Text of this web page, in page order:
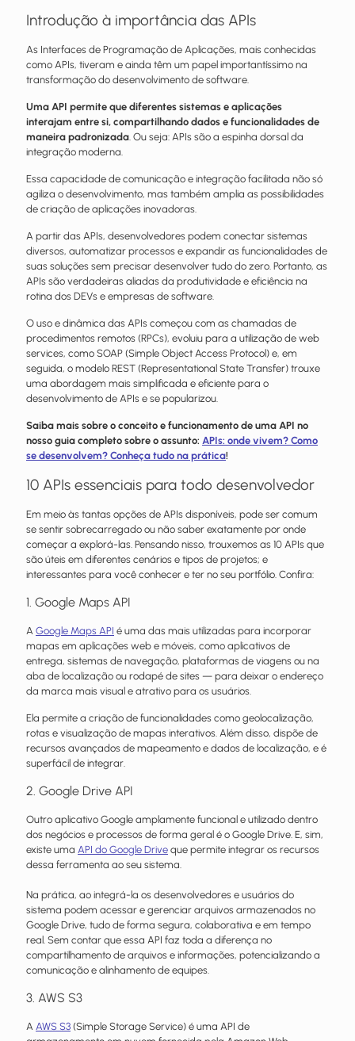
Introdução à importância das APIs
As Interfaces de Programação de Aplicações, mais conhecidas
como APIs, tiveram e ainda têm um papel importantíssimo na
transformação do desenvolvimento de software.
Uma API permite que diferentes sistemas e aplicações
interajam entre si, compartilhando dados e funcionalidades de
maneira padronizada. Ou seja: APIs são a espinha dorsal da
integração moderna.
Essa capacidade de comunicação e integração facilitada não só
agiliza o desenvolvimento, mas também amplia as possibilidades
de criação de aplicações inovadoras.
A partir das APIs, desenvolvedores podem conectar sistemas
diversos, automatizar processos e expandir as funcionalidades de
suas soluções sem precisar desenvolver tudo do zero. Portanto, as
APIs são verdadeiras aliadas da produtividade e eficiência na
rotina dos DEVs e empresas de software.
O uso e dinâmica das APIs começou com as chamadas de
procedimentos remotos (RPCs), evoluiu para a utilização de web
services, como SOAP (Simple Object Access Protocol) e, em
seguida, o modelo REST (Representational State Transfer) trouxe
uma abordagem mais simplificada e eficiente para o
desenvolvimento de APIs e se popularizou.
Saiba mais sobre o conceito e funcionamento de uma API no
nosso guia completo sobre o assunto: APIs: onde vivem? Como
se desenvolvem? Conheça tudo na prática!
10 APIs essenciais para todo desenvolvedor
Em meio às tantas opções de APIs disponíveis, pode ser comum
se sentir sobrecarregado ou não saber exatamente por onde
começar a explorá-las. Pensando nisso, trouxemos as 10 APIs que
são úteis em diferentes cenários e tipos de projetos; e
interessantes para você conhecer e ter no seu portfólio. Confira:
1. Google Maps API
A Google Maps API é uma das mais utilizadas para incorporar
mapas em aplicações web e móveis, como aplicativos de
entrega, sistemas de navegação, plataformas de viagens ou na
aba de localização ou rodapé de sites — para deixar o endereço
da marca mais visual e atrativo para os usuários.
Ela permite a criação de funcionalidades como geolocalização,
rotas e visualização de mapas interativos. Além disso, dispõe de
recursos avançados de mapeamento e dados de localização, e é
superfácil de integrar.
2. Google Drive API
Outro aplicativo Google amplamente funcional e utilizado dentro
dos negócios e processos de forma geral é o Google Drive. E, sim,
existe uma API do Google Drive que permite integrar os recursos
dessa ferramenta ao seu sistema.
Na prática, ao integrá-la os desenvolvedores e usuários do
sistema podem acessar e gerenciar arquivos armazenados no
Google Drive, tudo de forma segura, colaborativa e em tempo
real. Sem contar que essa API faz toda a diferença no
compartilhamento de arquivos e informações, potencializando a
comunicação e alinhamento de equipes.
3. AWS S3
A AWS S3 (Simple Storage Service) é uma API de